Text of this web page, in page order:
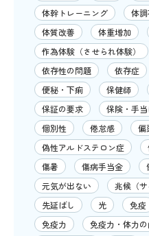
体幹トレーニング
体
体質改善
体重増加
作為体験（させられ体験）
依存性の問題
依存症
便秘・下痢
保健師
保証の要求
保険・手
個別性
倦怠感 偏
偽性アルドステロン症
傷暑
傷病手当金
元気が出ない
兆候（サ
先延ばし
光 免疫
免疫力
免疫力・体力